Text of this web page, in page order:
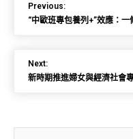
Previous:
“中歐班專包養列+”效應：
Next:
新時期推進婦女與經濟社會